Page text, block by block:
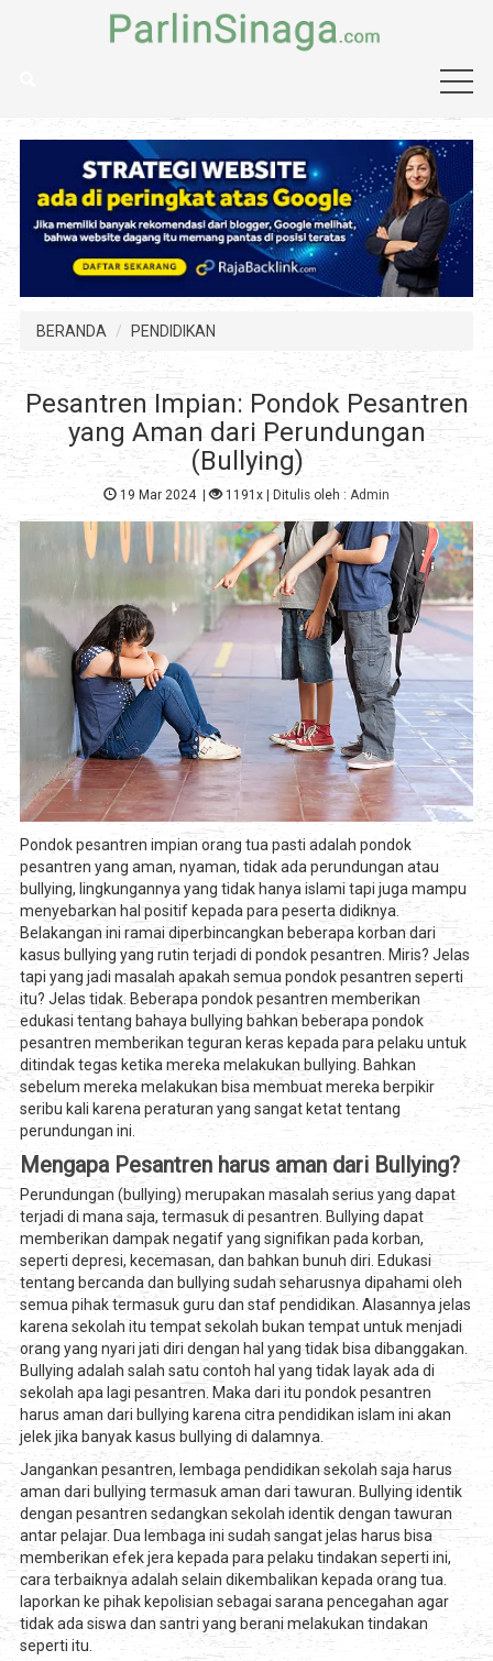
BERANDA PENDIDIKAN
Pesantren Impian: Pondok Pesantren
yang Aman dari Perundungan
(Bullying)
19 Mar 2024| 1191x| Ditulis oleh : Admin
Pondok pesantren impian orang tua pasti adalah pondok
pesantren yang aman, nyaman, tidak ada perundungan atau
bullying, lingkungannya yang tidak hanya islami tapi juga mampu
menyebarkan hal positif kepada para peserta didiknya.
Belakangan ini ramai diperbincangkan beberapa korban dari
kasus bullying yang rutin terjadi di pondok pesantren. Miris? Jelas
tapi yang jadi masalah apakah semua pondok pesantren seperti
itu? Jelas tidak. Beberapa pondok pesantren memberikan
edukasi tentang bahaya bullying bahkan beberapa pondok
pesantren memberikan teguran keras kepada para pelaku untuk
ditindak tegas ketika mereka melakukan bullying. Bahkan
sebelum mereka melakukan bisa membuat mereka berpikir
seribu kali karena peraturan yang sangat ketat tentang
perundungan ini.
Mengapa Pesantren harus aman dari Bullying?
Perundungan (bullying) merupakan masalah serius yang dapat
terjadi di mana saja, termasuk di pesantren. Bullying dapat
memberikan dampak negatif yang signifikan pada korban,
seperti depresi, kecemasan, dan bahkan bunuh diri. Edukasi
tentang bercanda dan bullying sudah seharusnya dipahami oleh
semua pihak termasuk guru dan staf pendidikan. Alasannya jelas
karena sekolah itu tempat sekolah bukan tempat untuk menjadi
orang yang nyari jati diri dengan hal yang tidak bisa dibanggakan.
Bullying adalah salah satu contoh hal yang tidak layak ada di
sekolah apa lagi pesantren. Maka dari itu pondok pesantren
harus aman dari bullying karena citra pendidikan islam ini akan
jelek jika banyak kasus bullying di dalamnya.
Jangankan pesantren, lembaga pendidikan sekolah saja harus
aman dari bullying termasuk aman dari tawuran. Bullying identik
dengan pesantren sedangkan sekolah identik dengan tawuran
antar pelajar. Dua lembaga ini sudah sangat jelas harus bisa
memberikan efek jera kepada para pelaku tindakan seperti ini,
cara terbaiknya adalah selain dikembalikan kepada orang tua.
laporkan ke pihak kepolisian sebagai sarana pencegahan agar
tidak ada siswa dan santri yang berani melakukan tindakan
seperti itu.